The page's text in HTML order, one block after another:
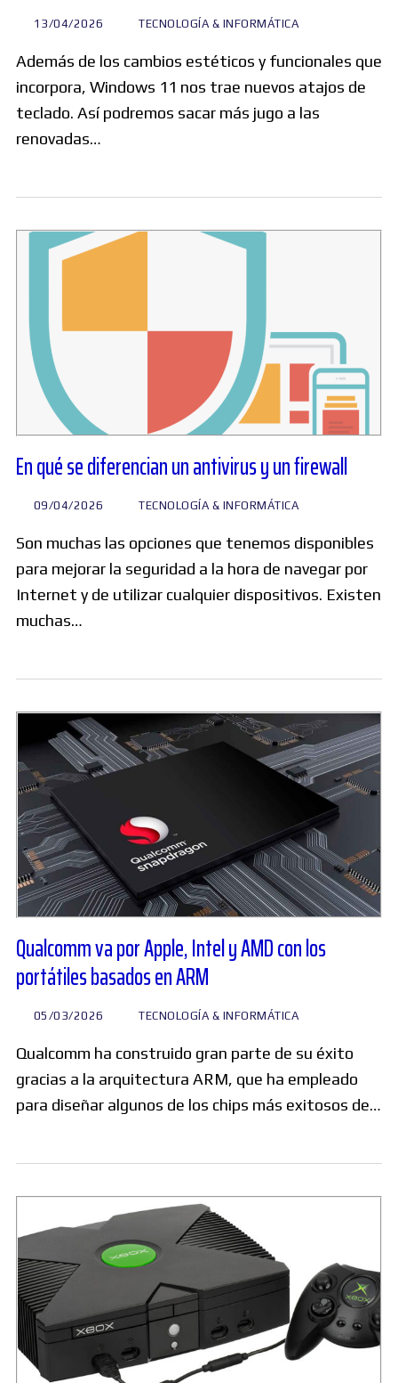
13/04/2026 TECNOLOGÍA & INFORMÁTICA
Además de los cambios estéticos y funcionales que
incorpora, Windows 11 nos trae nuevos atajos de
teclado. Así podremos sacar más jugo a las
renovadas…
En qué se diferencian un antivirus y un firewall
09/04/2026 TECNOLOGÍA & INFORMÁTICA
Son muchas las opciones que tenemos disponibles
para mejorar la seguridad a la hora de navegar por
Internet y de utilizar cualquier dispositivos. Existen
muchas…
Qualcomm va por Apple, Intel y AMD con los
portátiles basados en ARM
05/03/2026 TECNOLOGÍA & INFORMÁTICA
Qualcomm ha construido gran parte de su éxito
gracias a la arquitectura ARM, que ha empleado
para diseñar algunos de los chips más exitosos de…